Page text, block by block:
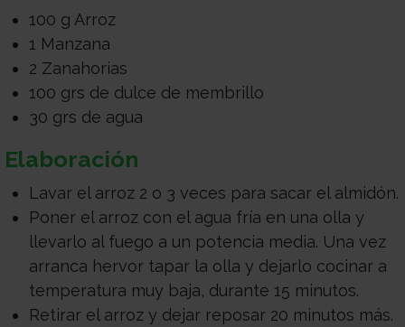
100 g Arroz
1 Manzana
2 Zanahorias
100 grs de dulce de membrillo
30 grs de agua
Elaboración
Lavar el arroz 2 o 3 veces para sacar el almidón.
Poner el arroz con el agua fría en una olla y
llevarlo al fuego a un potencia media. Una vez
arranca hervor tapar la olla y dejarlo cocinar a
temperatura muy baja, durante 15 minutos.
Retirar el arroz y dejar reposar 20 minutos más.